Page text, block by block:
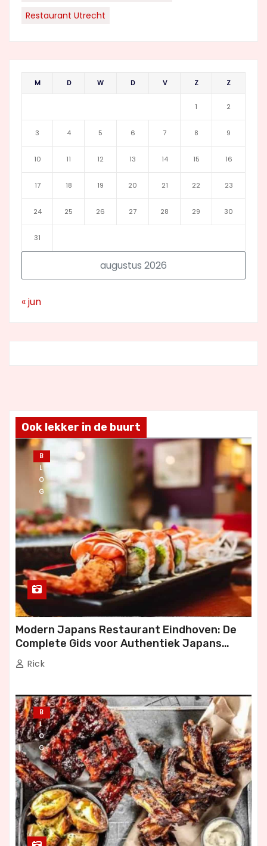
Restaurant Utrecht
augustus 2026
M D W D V Z Z
1 2
3 4 5 6 7 8 9
10 11 12 13 14 15 16
17 18 19 20 21 22 23
24 25 26 27 28 29 30
31
« jun
Ook lekker in de buurt
B
L
O
G
Modern Japans Restaurant Eindhoven: De
Complete Gids voor Authentiek Japans
Dineren
Rick
B
L
O
G